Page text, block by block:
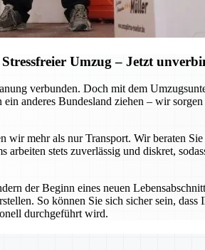
Umzug – Jetzt
verbunden. Doch mit dem
anderes Bundesland ziehen – wir
wir mehr als nur Transport. Wir beraten
arbeiten stets zuverlässig und diskret,
der Beginn eines neuen
So können Sie sich sicher sein,
durchgeführt wird.